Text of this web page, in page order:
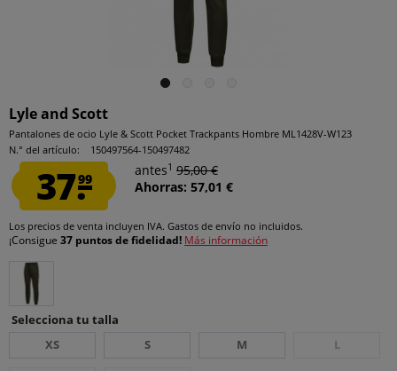
Lyle and Scott
Pantalones de ocio Lyle & Scott Pocket Trackpants Hombre ML1428V-W123
N.° del artículo:
150497564-150497482
37.99
antes1 95,00 €
Ahorras: 57,01 €
Los precios de venta incluyen IVA. Gastos de envío no incluidos.
¡Consigue 37 puntos de fidelidad! Más información
Selecciona tu talla
XS
S M L